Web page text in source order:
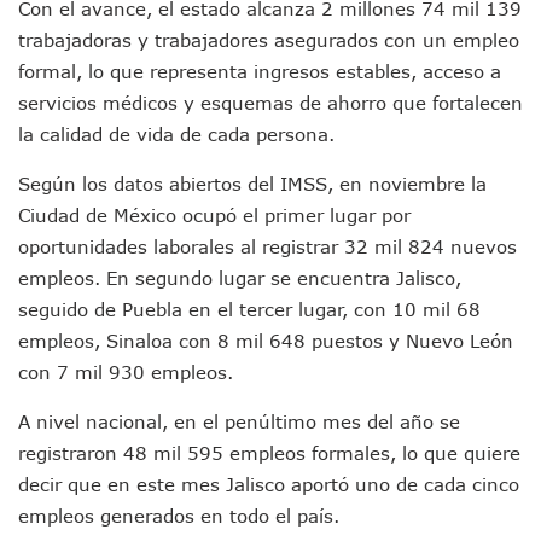
Munguía Es El Sexto Mejor Alcalde De Jalisco, Según
ATM Incorpora 20 Nuevos Camiones Al Corredor Bahía
Colectivos Piden A Lemus Más Ministerios Públicos Para
Avenida Federación En Puerto Vallarta Registra 80% De
Caída De “El Mencho” Elevó Percepción De Inseguridad
Mercado Vallarta Incluye Reúne A Emprendedores Locales
CEDHJ Señala Violaciones A Derechos De Víctima De
Ayutla Bajo Investigación Tras Reporte De Posible
Maleza Crece En Camellones De La Principal Avenida
Lluvias E Inundaciones No Detienen El Transporte Público
Bruno Blancas Reúne A Especialistas Para Analizar La
Entregan Aparato Auditivo A Don Juan Ramírez En Puerto
Juan Carlos Castro Realiza Asamblea Informativa En La
Huracán En Formación Podría Generar Oleaje Elevado En
Viajar A Puerto Vallarta Este Verano Puede Costar Hasta
Buscan Reducir Riesgos Por Cocodrilos En Playas De
Plantean “Ley Don Juanito” Al Diputado Federal Bruno
Vecinos De La Playita Reciben A Juan Carlos Castro
Asesinan En Oaxaca Al Periodista Francisco Alejandro
Con el avance, el estado alcanza 2 millones 74 mil 139
trabajadoras y trabajadores asegurados con un empleo
formal, lo que representa ingresos estables, acceso a
servicios médicos y esquemas de ahorro que fortalecen
la calidad de vida de cada persona.
Según los datos abiertos del IMSS, en noviembre la
Ciudad de México ocupó el primer lugar por
oportunidades laborales al registrar 32 mil 824 nuevos
empleos. En segundo lugar se encuentra Jalisco,
seguido de Puebla en el tercer lugar, con 10 mil 68
empleos, Sinaloa con 8 mil 648 puestos y Nuevo León
con 7 mil 930 empleos.
A nivel nacional, en el penúltimo mes del año se
registraron 48 mil 595 empleos formales, lo que quiere
decir que en este mes Jalisco aportó uno de cada cinco
empleos generados en todo el país.